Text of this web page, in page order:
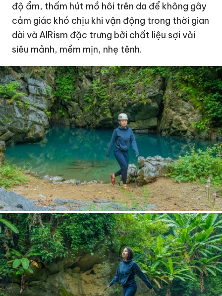
độ ẩm, thấm hút mồ hôi trên da để không gây
cảm giác khó chịu khi vận động trong thời gian
dài và AIRism đặc trưng bởi chất liệu sợi vải
siêu mảnh, mềm mịn, nhẹ tênh.